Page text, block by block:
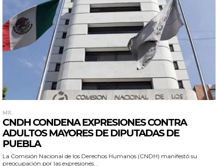
MX.
CNDH CONDENA EXPRESIONES CONTRA
ADULTOS MAYORES DE DIPUTADAS DE
PUEBLA
La Comisión Nacional de los Derechos Humanos (CNDH) manifestó su
preocupación por las expresiones...